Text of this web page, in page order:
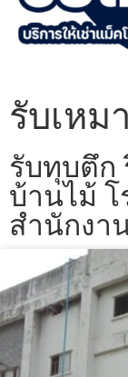
รับเหม
รับทุบตึก
บ้านไม้ โ
สำนักงา